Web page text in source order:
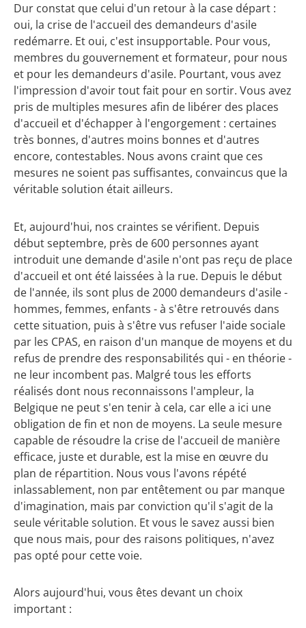
Dur constat que celui d'un retour à la case départ :
oui, la crise de l'accueil des demandeurs d'asile
redémarre. Et oui, c'est insupportable. Pour vous,
membres du gouvernement et formateur, pour nous
et pour les demandeurs d'asile. Pourtant, vous avez
l'impression d'avoir tout fait pour en sortir. Vous avez
pris de multiples mesures afin de libérer des places
d'accueil et d'échapper à l'engorgement : certaines
très bonnes, d'autres moins bonnes et d'autres
encore, contestables. Nous avons craint que ces
mesures ne soient pas suffisantes, convaincus que la
véritable solution était ailleurs.
Et, aujourd'hui, nos craintes se vérifient. Depuis
début septembre, près de 600 personnes ayant
introduit une demande d'asile n'ont pas reçu de place
d'accueil et ont été laissées à la rue. Depuis le début
de l'année, ils sont plus de 2000 demandeurs d'asile -
hommes, femmes, enfants - à s'être retrouvés dans
cette situation, puis à s'être vus refuser l'aide sociale
par les CPAS, en raison d'un manque de moyens et du
refus de prendre des responsabilités qui - en théorie -
ne leur incombent pas. Malgré tous les efforts
réalisés dont nous reconnaissons l'ampleur, la
Belgique ne peut s'en tenir à cela, car elle a ici une
obligation de fin et non de moyens. La seule mesure
capable de résoudre la crise de l'accueil de manière
efficace, juste et durable, est la mise en œuvre du
plan de répartition. Nous vous l'avons répété
inlassablement, non par entêtement ou par manque
d'imagination, mais par conviction qu'il s'agit de la
seule véritable solution. Et vous le savez aussi bien
que nous mais, pour des raisons politiques, n'avez
pas opté pour cette voie.
Alors aujourd'hui, vous êtes devant un choix
important :